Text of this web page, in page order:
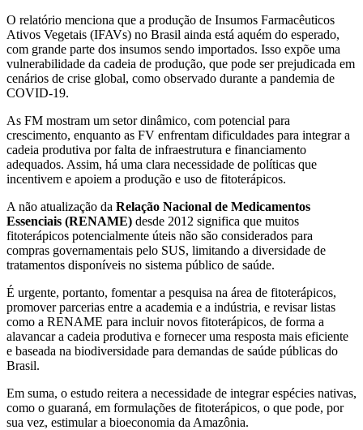
O relatório menciona que a produção de Insumos Farmacêuticos
Ativos Vegetais (IFAVs) no Brasil ainda está aquém do esperado,
com grande parte dos insumos sendo importados. Isso expõe uma
vulnerabilidade da cadeia de produção, que pode ser prejudicada em
cenários de crise global, como observado durante a pandemia de
COVID-19.
As FM mostram um setor dinâmico, com potencial para
crescimento, enquanto as FV enfrentam dificuldades para integrar a
cadeia produtiva por falta de infraestrutura e financiamento
adequados. Assim, há uma clara necessidade de políticas que
incentivem e apoiem a produção e uso de fitoterápicos.
A não atualização da Relação Nacional de Medicamentos
Essenciais (RENAME) desde 2012 significa que muitos
fitoterápicos potencialmente úteis não são considerados para
compras governamentais pelo SUS, limitando a diversidade de
tratamentos disponíveis no sistema público de saúde.
É urgente, portanto, fomentar a pesquisa na área de fitoterápicos,
promover parcerias entre a academia e a indústria, e revisar listas
como a RENAME para incluir novos fitoterápicos, de forma a
alavancar a cadeia produtiva e fornecer uma resposta mais eficiente
e baseada na biodiversidade para demandas de saúde públicas do
Brasil.
Em suma, o estudo reitera a necessidade de integrar espécies nativas,
como o guaraná, em formulações de fitoterápicos, o que pode, por
sua vez, estimular a bioeconomia da Amazônia.